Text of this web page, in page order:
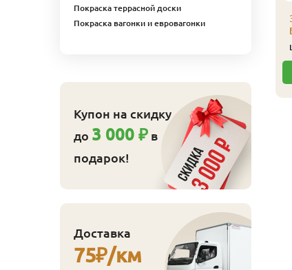
Масло для террас
0,125 л 3701
Покраска террасной доски
Покраска вагонки и евровагонки
Купон на скидку
до 3 000 ₽ в
подарок!
Доставка
75₽/км